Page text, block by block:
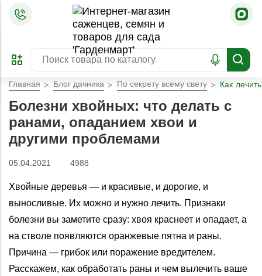
ПРЕДЗАКАЗ
ЗАБРОНИРОВАТЬ
ЛУЧШЕЕ
Главная Блог дачника По секрету всему свету Как
Болезни хвойных: что делать с
ранами, опаданием хвои и
другими проблемами
05.04.2021 4988
Хвойные деревья — и красивые, и дорогие, и
выносливые. Их можно и нужно лечить. Признаки
болезни вы заметите сразу: хвоя краснеет и опадает, а
на стволе появляются оранжевые пятна и раны.
Причина — грибок или поражение вредителем.
Расскажем, как обработать раны и чем вылечить ваше